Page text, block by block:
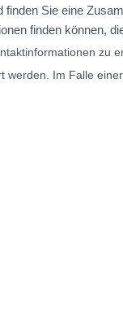
Sie eine
finden können,
zu
werden. Im Falle